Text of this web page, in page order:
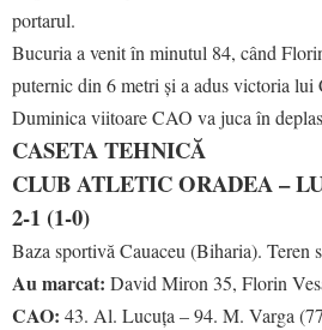
portarul.
Bucuria a venit în minutul 84, când
puternic din 6 metri și a adus victoria lui
Duminica viitoare CAO va juca în
CASETA TEHNICĂ
CLUB ATLETIC ORADEA –
2-1 (1-0)
Baza sportivă Cauaceu (Biharia). Teren
Au marcat: David Miron 35, Florin
CAO: 43. Al. Lucuța – 94. M. Varga